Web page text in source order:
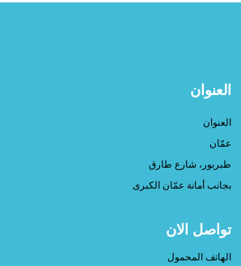
العنوان
العنوان
عمّان
طبربور، شارع طارق
بجانب أمانة عمّان الكبرى
تواصل الان
الهاتف المحمول